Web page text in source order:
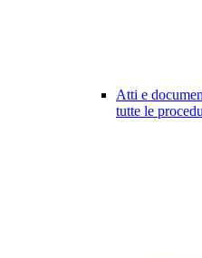
Atti e
tutte le